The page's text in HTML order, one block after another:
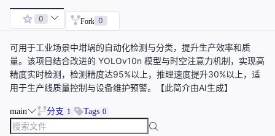
0 Fork 0
可用于工业场景中坩埚的自动化检测与分类，提升生产效率和质
量。该项目结合改进的 YOLOv10n 模型与时空注意力机制，实现高
精度实时检测，检测精度达95%以上，推理速度提升30%以上，适
用于生产线质量控制与设备维护预警。【此简介由AI生成】
main 分支 1 Tags 0